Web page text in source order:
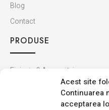
Acest site
Continuarea
acceptarea
Blog
Contact
PRODUSE
Finisaje & Amenajări
Baie & Bucătărie
Montaj & Materiale